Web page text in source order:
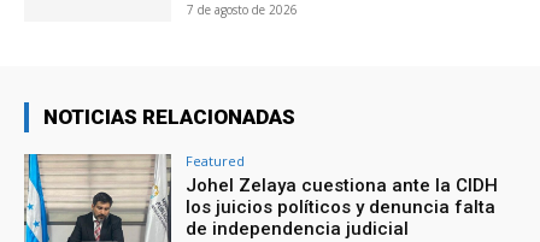
7 de agosto de 2026
NOTICIAS RELACIONADAS
Featured
Johel Zelaya cuestiona ante la CIDH
los juicios políticos y denuncia falta
de independencia judicial